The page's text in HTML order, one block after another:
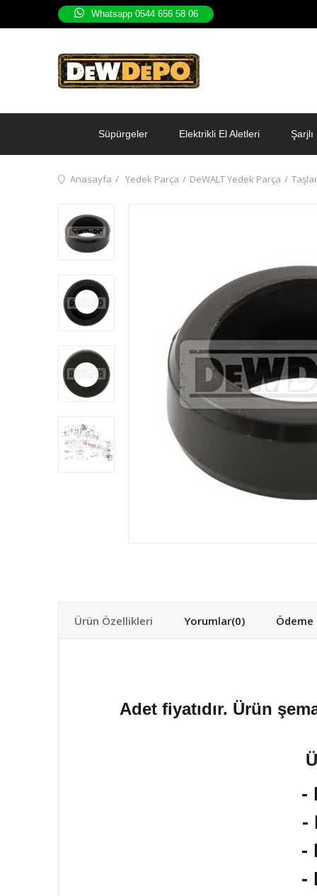
Whatsapp 0544 656 58 06
Süpürgeler Elektrikli El Aletleri
Anasayfa Yedek Parça DeWALT Yedek Parça
Ürün Özellikleri Yorumlar(0) Ödeme
Adet fiyatıdır. Ürün
-
-
-
-